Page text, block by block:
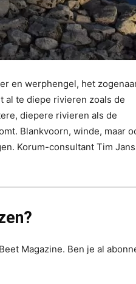
en werphengel, het
al te diepe rivieren zoals de
diepere rivieren als de
Blankvoorn, winde, maar
Korum-consultant Tim
Magazine. Ben je al